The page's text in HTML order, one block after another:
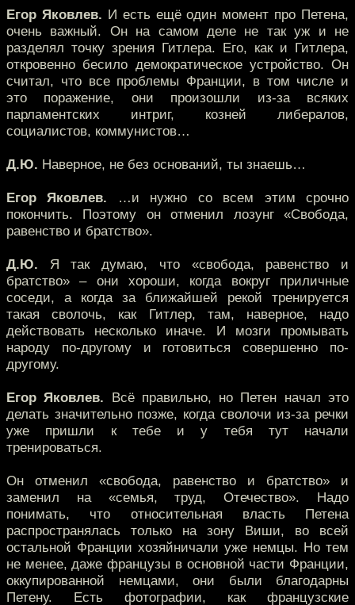
Егор Яковлев. И есть ещё один момент про Петена,
очень важный. Он на самом деле не так уж и не
разделял точку зрения Гитлера. Его, как и Гитлера,
откровенно бесило демократическое устройство. Он
считал, что все проблемы Франции, в том числе и
это поражение, они произошли из-за всяких
парламентских интриг, козней либералов,
социалистов, коммунистов…
Д.Ю. Наверное, не без оснований, ты знаешь…
Егор Яковлев. …и нужно со всем этим срочно
покончить. Поэтому он отменил лозунг «Свобода,
равенство и братство».
Д.Ю. Я так думаю, что «свобода, равенство и
братство» – они хороши, когда вокруг приличные
соседи, а когда за ближайшей рекой тренируется
такая сволочь, как Гитлер, там, наверное, надо
действовать несколько иначе. И мозги промывать
народу по-другому и готовиться совершенно по-
другому.
Егор Яковлев. Всё правильно, но Петен начал это
делать значительно позже, когда сволочи из-за речки
уже пришли к тебе и у тебя тут начали
тренироваться.
Он отменил «свобода, равенство и братство» и
заменил на «семья, труд, Отечество». Надо
понимать, что относительная власть Петена
распространялась только на зону Виши, во всей
остальной Франции хозяйничали уже немцы. Но тем
не менее, даже французы в основной части Франции,
оккупированной немцами, они были благодарны
Петену. Есть фотографии, как французские